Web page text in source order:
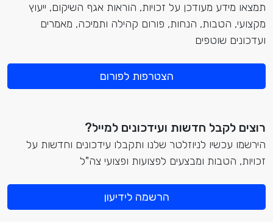
תמצאו מידע מעודכן על זכויות, הוראות אגף השיקום, ייעוץ
מקצועי, הטבות, הנחות, פורום קהילה ותמיכה, מאמרים
ועדכונים שוטפים
הצטרפות לפורום
רוצים לקבל חדשות ועידכונים למייל?
הירשמו עכשיו לניוזלטר שלנו ותקבלו עידכונים וחדשות על
זכויות, הטבות ומבצעים לפצועות ופצועי צה"ל
הרשמה לידיעון